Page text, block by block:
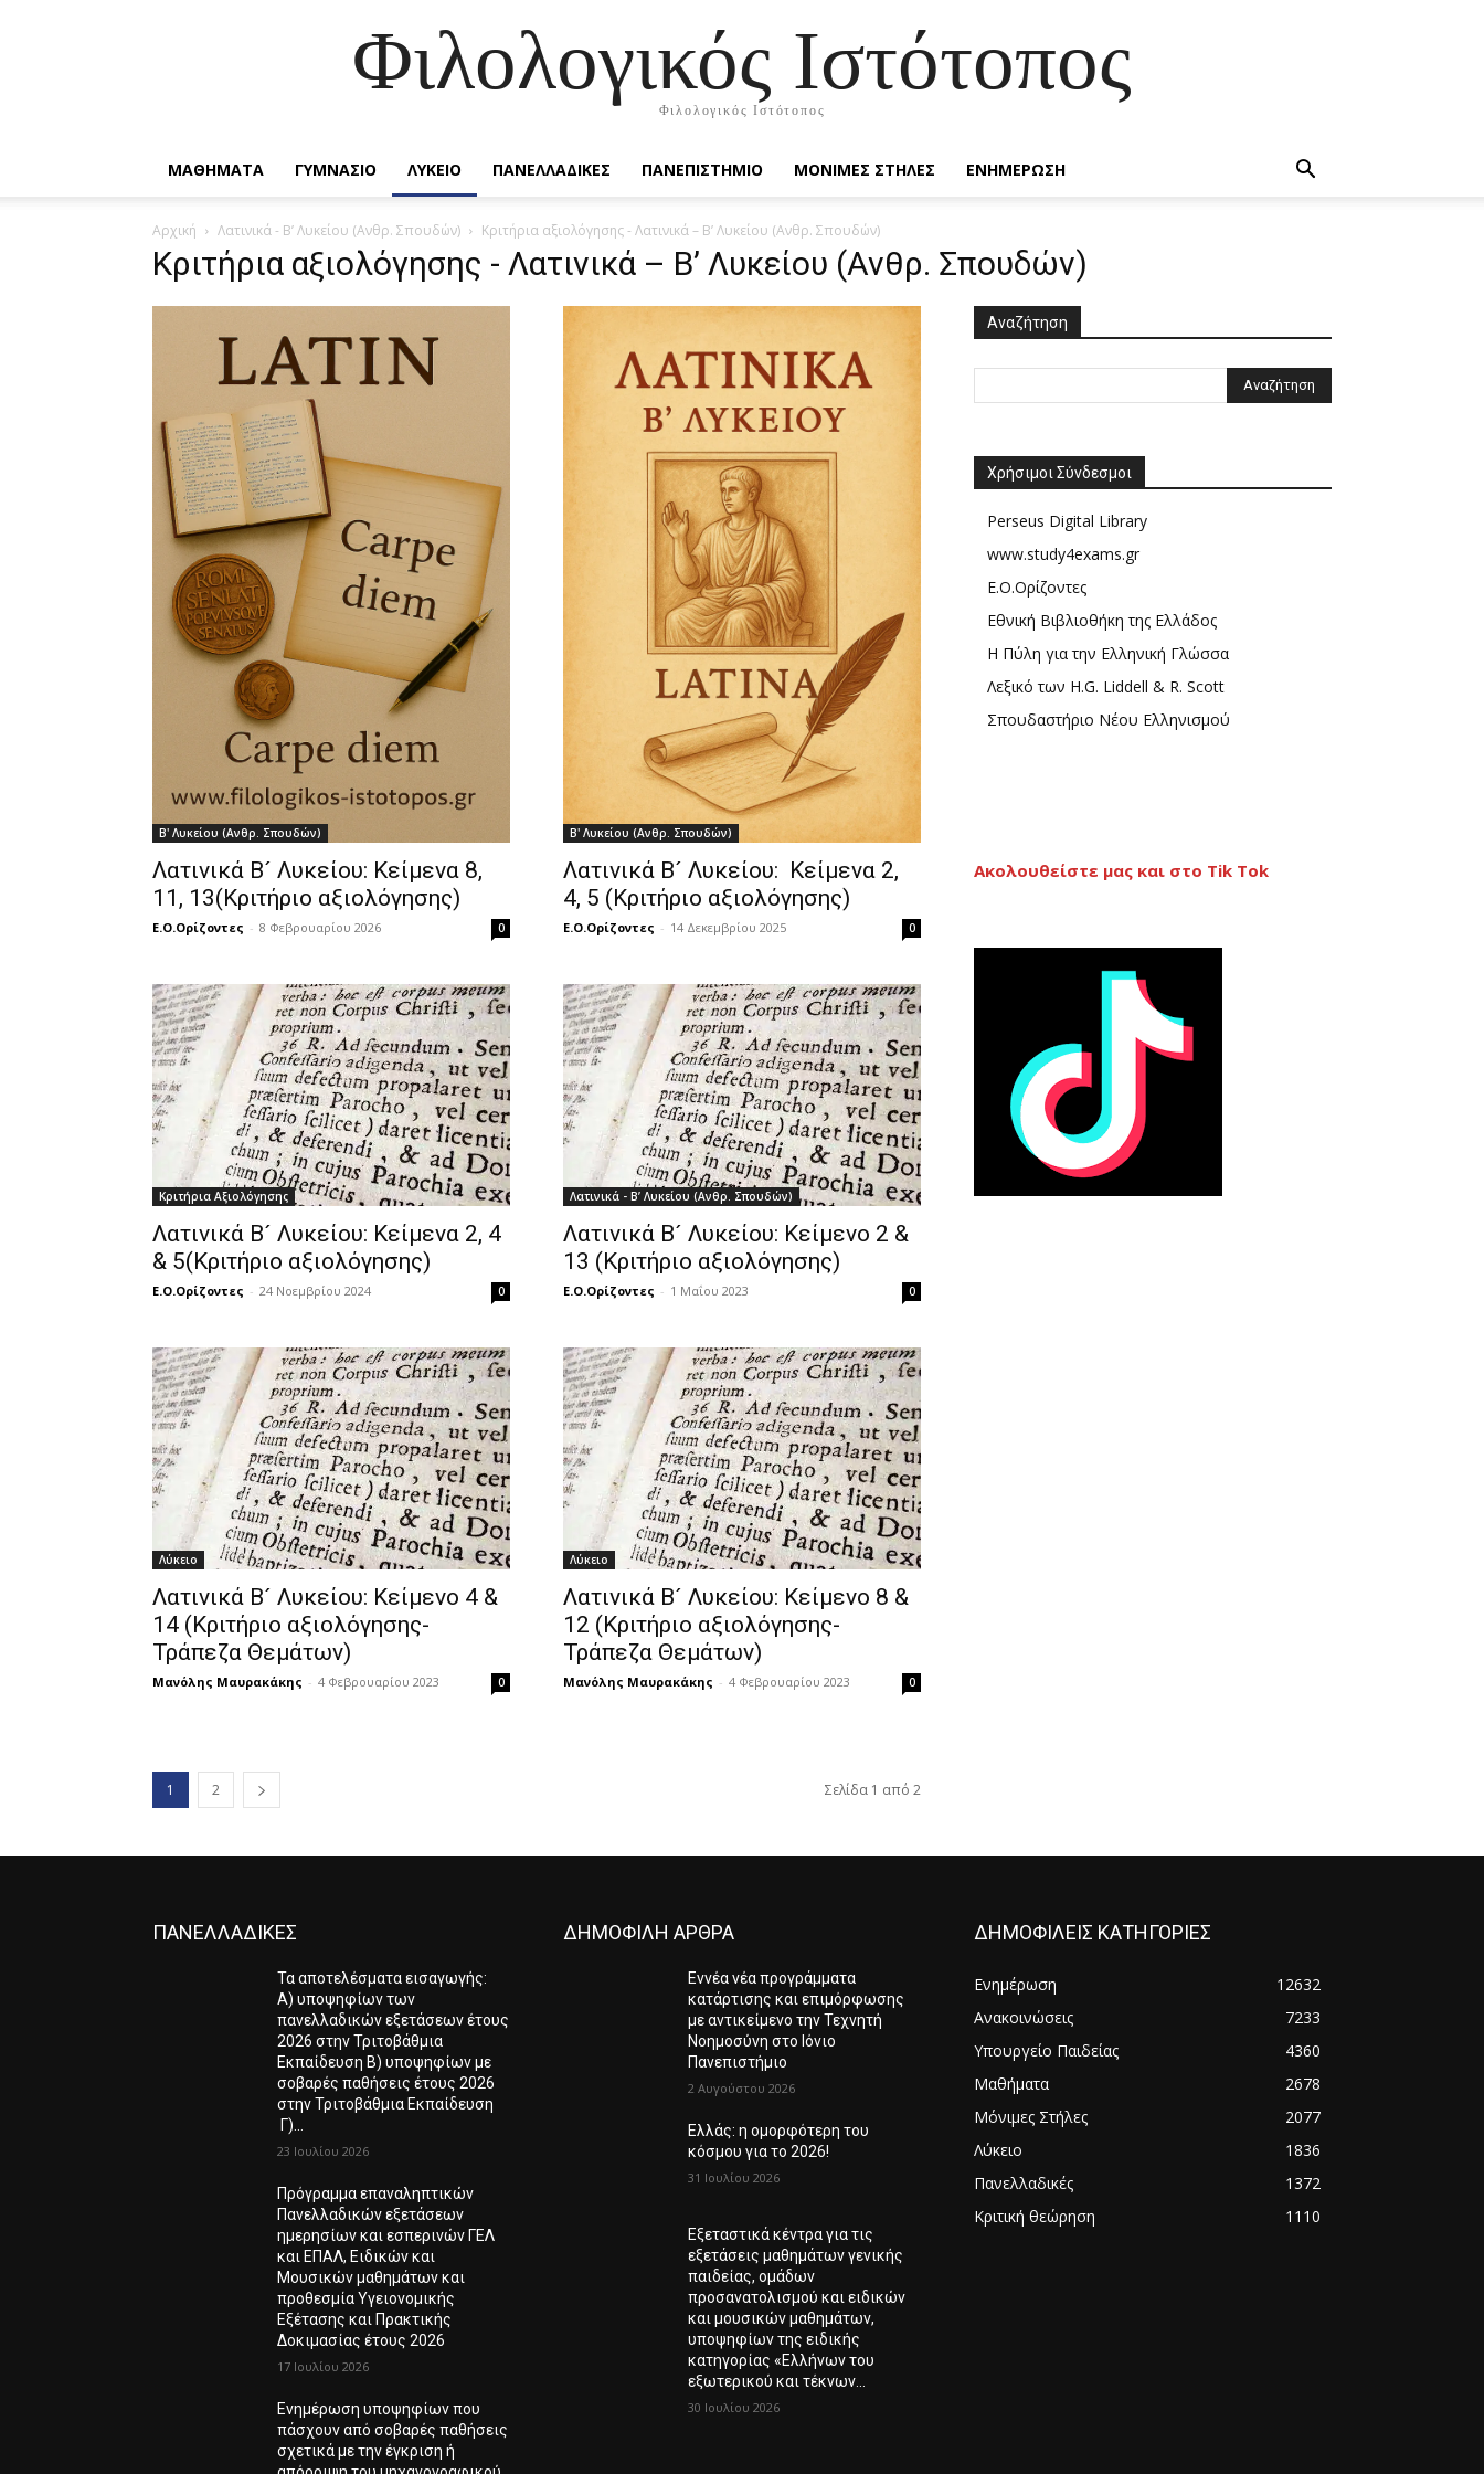
Φιλολογικός Ιστότοπος
Φιλολογικός Ιστότοπος
ΜΑΘΗΜΑΤΑ ΓΥΜΝΑΣΙΟ ΛΥΚΕΙΟ ΠΑΝΕΛΛΑΔΙΚΕΣ ΠΑΝΕΠΙΣΤΗΜΙΟ ΜΟΝΙΜΕΣ ΣΤΗΛΕΣ ΕΝΗΜΕΡΩΣΗ
Αρχική Λατινικά - Β’ Λυκείου (Ανθρ. Σπουδών) Κριτήρια αξιολόγησης - Λατινικά – Β’ Λυκείου (Ανθρ. Σπουδών)
Κριτήρια αξιολόγησης - Λατινικά – Β’ Λυκείου (Ανθρ. Σπουδών)
Β' Λυκείου (Ανθρ. Σπουδών)
Λατινικά Β´ Λυκείου: Κείμενα 8,
11, 13(Κριτήριο αξιολόγησης)
Ε.Ο.Ορίζοντες - 8 Φεβρουαρίου 2026 0
Β' Λυκείου (Ανθρ. Σπουδών)
Λατινικά Β´ Λυκείου: Κείμενα 2,
4, 5 (Κριτήριο αξιολόγησης)
Ε.Ο.Ορίζοντες - 14 Δεκεμβρίου 2025 0
Κριτήρια Αξιολόγησης
Λατινικά Β´ Λυκείου: Κείμενα 2, 4
& 5(Κριτήριο αξιολόγησης)
Ε.Ο.Ορίζοντες - 24 Νοεμβρίου 2024 0
Λατινικά - Β’ Λυκείου (Ανθρ. Σπουδών)
Λατινικά Β´ Λυκείου: Κείμενο 2 &
13 (Κριτήριο αξιολόγησης)
Ε.Ο.Ορίζοντες - 1 Μαΐου 2023 0
Λύκειο
Λατινικά Β´ Λυκείου: Κείμενο 4 &
14 (Κριτήριο αξιολόγησης-
Τράπεζα Θεμάτων)
Μανόλης Μαυρακάκης - 4 Φεβρουαρίου 2023 0
Λύκειο
Λατινικά Β´ Λυκείου: Κείμενο 8 &
12 (Κριτήριο αξιολόγησης-
Τράπεζα Θεμάτων)
Μανόλης Μαυρακάκης - 4 Φεβρουαρίου 2023 0
1 2 Σελίδα 1 από 2
Αναζήτηση
Χρήσιμοι Σύνδεσμοι
Perseus Digital Library
www.study4exams.gr
Ε.Ο.Ορίζοντες
Εθνική Βιβλιοθήκη της Ελλάδος
Η Πύλη για την Ελληνική Γλώσσα
Λεξικό των H.G. Liddell & R. Scott
Σπουδαστήριο Νέου Ελληνισμού
Ακολουθείστε μας και στο Tik Tok
ΠΑΝΕΛΛΑΔΙΚΕΣ
Τα αποτελέσματα εισαγωγής:
Α) υποψηφίων των
πανελλαδικών εξετάσεων έτους
2026 στην Τριτοβάθμια
Εκπαίδευση Β) υποψηφίων με
σοβαρές παθήσεις έτους 2026
στην Τριτοβάθμια Εκπαίδευση
Γ)...
23 Ιουλίου 2026
Πρόγραμμα επαναληπτικών
Πανελλαδικών εξετάσεων
ημερησίων και εσπερινών ΓΕΛ
και ΕΠΑΛ, Ειδικών και
Μουσικών μαθημάτων και
προθεσμία Υγειονομικής
Εξέτασης και Πρακτικής
Δοκιμασίας έτους 2026
17 Ιουλίου 2026
Ενημέρωση υποψηφίων που
πάσχουν από σοβαρές παθήσεις
σχετικά με την έγκριση ή
ΔΗΜΟΦΙΛΗ ΑΡΘΡΑ
Εννέα νέα προγράμματα
κατάρτισης και επιμόρφωσης
με αντικείμενο την Τεχνητή
Νοημοσύνη στο Ιόνιο
Πανεπιστήμιο
2 Αυγούστου 2026
Ελλάς: η ομορφότερη του
κόσμου για το 2026!
31 Ιουλίου 2026
Εξεταστικά κέντρα για τις
εξετάσεις μαθημάτων γενικής
παιδείας, ομάδων
προσανατολισμού και ειδικών
και μουσικών μαθημάτων,
υποψηφίων της ειδικής
κατηγορίας «Ελλήνων του
εξωτερικού και τέκνων...
30 Ιουλίου 2026
ΔΗΜΟΦΙΛΕΙΣ ΚΑΤΗΓΟΡΙΕΣ
Ενημέρωση
12632
Ανακοινώσεις
7233
Υπουργείο Παιδείας
4360
Μαθήματα
2678
Μόνιμες Στήλες
2077
Λύκειο
1836
Πανελλαδικές
1372
Κριτική θεώρηση
1110